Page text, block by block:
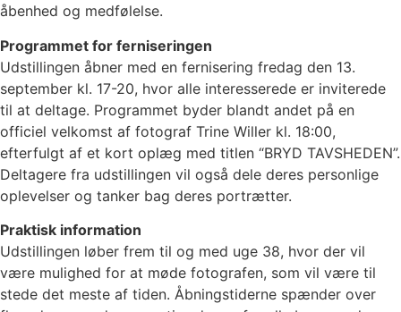
åbenhed og medfølelse.
Programmet for ferniseringen
Udstillingen åbner med en fernisering fredag den 13.
september kl. 17-20, hvor alle interesserede er inviterede
til at deltage. Programmet byder blandt andet på en
officiel velkomst af fotograf Trine Willer kl. 18:00,
efterfulgt af et kort oplæg med titlen “BRYD TAVSHEDEN”.
Deltagere fra udstillingen vil også dele deres personlige
oplevelser og tanker bag deres portrætter.
Praktisk information
Udstillingen løber frem til og med uge 38, hvor der vil
være mulighed for at møde fotografen, som vil være til
stede det meste af tiden. Åbningstiderne spænder over